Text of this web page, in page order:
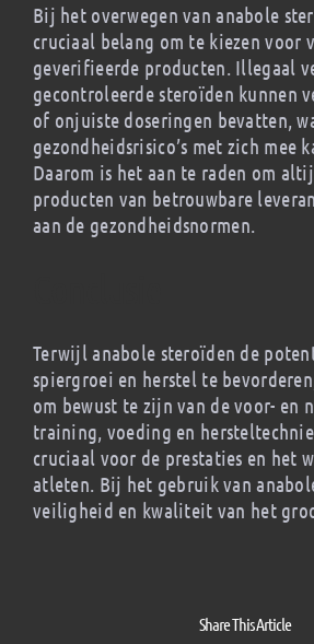
Bij het overwegen van anabole
cruciaal belang om te kiezen voor
geverifieerde producten. Illegaal
gecontroleerde steroïden kunnen
of onjuiste doseringen bevatten,
gezondheidsrisico’s met zich mee
Daarom is het aan te raden om
producten van betrouwbare
aan de gezondheidsnormen.
Terwijl anabole steroïden de
spiergroei en herstel te
om bewust te zijn van de voor- en
training, voeding en
cruciaal voor de prestaties en het
atleten. Bij het gebruik van
veiligheid en kwaliteit van het
Share This Article